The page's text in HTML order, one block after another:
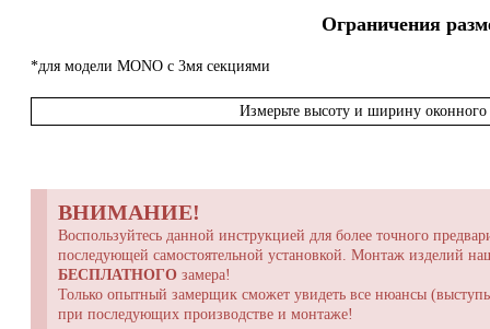
Ограничения
*для модели MONO с 3мя секциями
Измерьте высоту и ширину оконного
ВНИМАНИЕ!
Воспользуйтесь данной инструкцией для более точного
последующей самостоятельной установкой. Монтаж изделий
БЕСПЛАТНОГО замера!
Только опытный замерщик сможет увидеть все нюансы
при последующих производстве и монтаже!